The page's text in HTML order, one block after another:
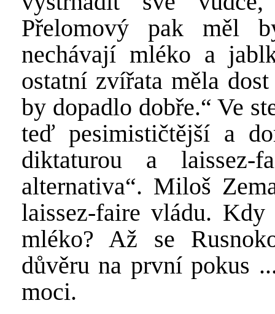
Přelomový pak měl
nechávají mléko a
ostatní zvířata měla
by dopadlo dobře.“ Ve
teď pesimističtější a
diktaturou a laissez-
alternativa“. Miloš
laissez-faire vládu.
mléko? Až se
důvěru na první pokus
moci.